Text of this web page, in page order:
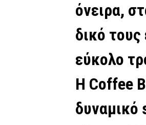
όνειρα,
δικό τους
εύκολο
Η Coffee
δυναμικό